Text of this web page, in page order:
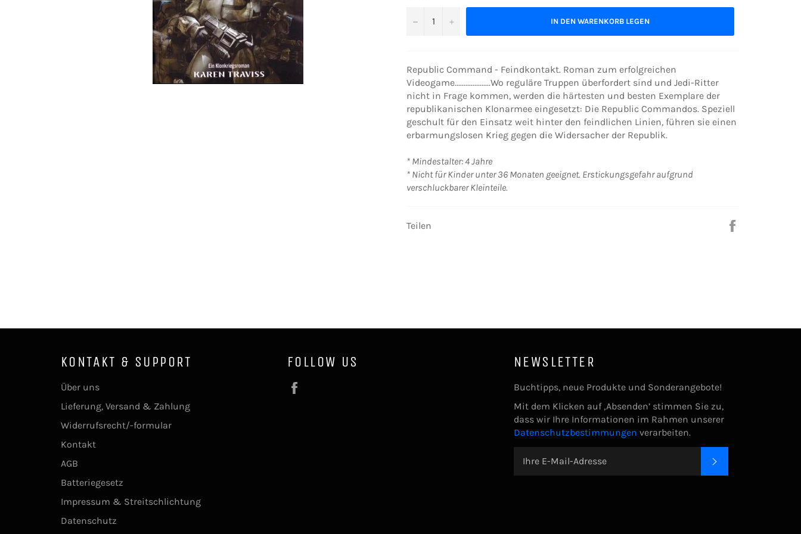
− + IN DEN WARENKORB LEGEN
Republic Command - Feindkontakt. Roman zum erfolgreichen
Videogame....................Wo reguläre Truppen überfordert sind und Jedi-Ritter
nicht in Frage kommen, werden die härtesten und besten Exemplare der
republikanischen Klonarmee eingesetzt: Die Republic Commandos. Speziell
geschult für den Einsatz weit hinter den feindlichen Linien, führen sie einen
erbarmungslosen Krieg gegen die Widersacher der Republik.
* Mindestalter: 4 Jahre
* Nicht für Kinder unter 36 Monaten geeignet. Erstickungsgefahr aufgrund
verschluckbarer Kleinteile.
Teilen
KONTAKT & SUPPORT
Über uns
Lieferung, Versand & Zahlung
Widerrufsrecht/-formular
Kontakt
AGB
Batteriegesetz
Impressum & Streitschlichtung
Datenschutz
FOLLOW US NEWSLETTER
Buchtipps, neue Produkte und Sonderangebote!
Mit dem Klicken auf ‚Absenden’ stimmen Sie zu,
dass wir Ihre Informationen im Rahmen unserer
Datenschutzbestimmungen verarbeiten.